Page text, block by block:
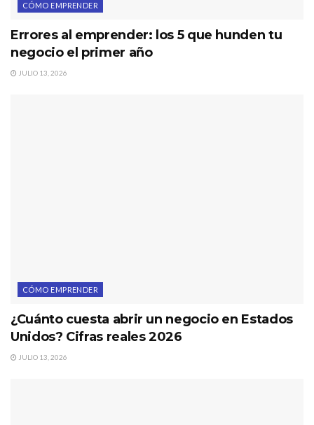
CÓMO EMPRENDER
Errores al emprender: los 5 que hunden tu
negocio el primer año
JULIO 13, 2026
CÓMO EMPRENDER
¿Cuánto cuesta abrir un negocio en Estados
Unidos? Cifras reales 2026
JULIO 13, 2026